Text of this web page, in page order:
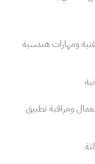
ومهارات هندسية
ومراقبة تطبيق